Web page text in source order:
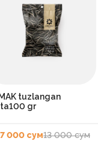
tuzlangan
gr
000 сум13 000 сум